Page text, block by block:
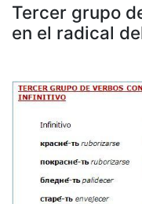
Tercer grupo
en el radical